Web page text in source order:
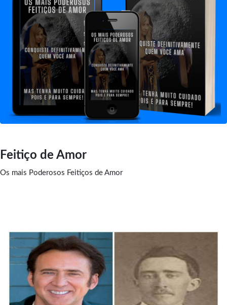
Feitiço de Amor
Os mais Poderosos Feitiços de Amor